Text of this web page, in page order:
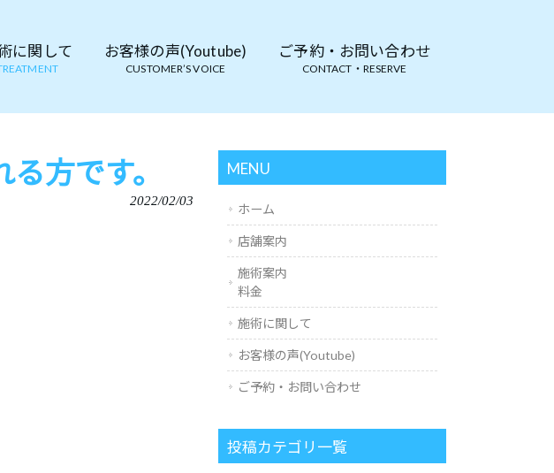
に関して お客様の声(Youtube)
CUSTOMER’S VOICE
ご予約・お問い合わせ
CONTACT・RESERVE
方です。
2022/02/03
MENU
ホーム
店舗案内
施術案内
料金
施術に関して
お客様の声(Youtube)
ご予約・お問い合わせ
投稿カテゴリ一覧